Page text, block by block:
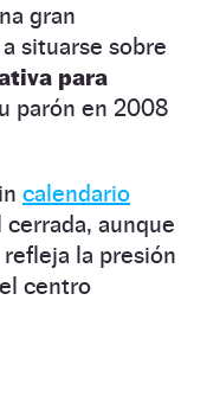
gran
situarse sobre
para
parón en 2008
calendario
aunque
refleja la presión
centro